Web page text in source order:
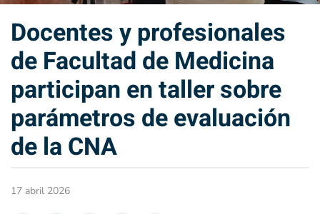
Docentes y profesionales
de Facultad de Medicina
participan en taller sobre
parámetros de evaluación
de la CNA
17 abril 2026